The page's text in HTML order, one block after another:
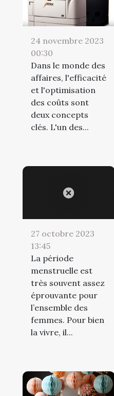
24 novembre 2023
00:30
Dans le monde des
affaires, l'efficacité
et l'optimisation
des coûts sont
deux concepts
clés. L'un des...
27 octobre 2023
13:45
La période
menstruelle est
très souvent assez
éprouvante pour
l’ensemble des
femmes. Pour bien
la vivre, il...